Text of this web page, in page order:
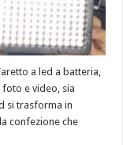
a led a batteria,
e video, sia
si trasforma in
confezione che